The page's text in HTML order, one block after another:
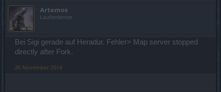
Artemos
Laufenlerner
Bei Sigi gerade auf Heradur. Fehler> Map server stopped
directly after Fork.
26 November 2014